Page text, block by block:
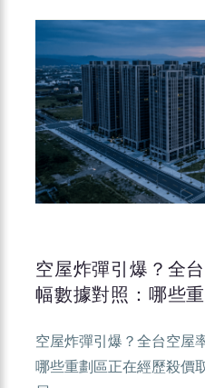
空屋炸彈引爆？全
幅數據對照：哪些
空屋炸彈引爆？全台空屋
哪些重劃區正在經歷殺價